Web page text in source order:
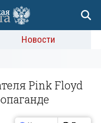
Новости
Pink Floyd